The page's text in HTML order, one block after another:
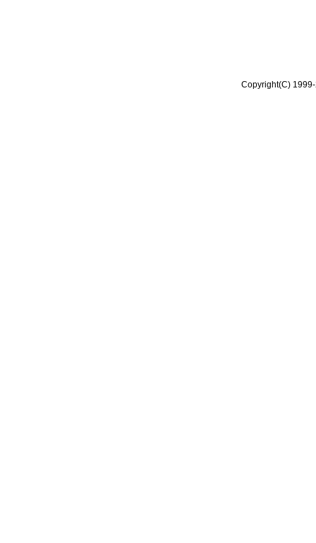
Copyright(C)